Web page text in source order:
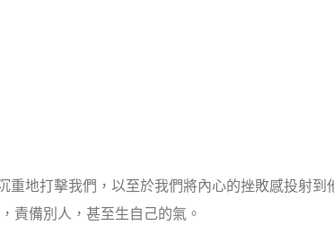
重地打擊我們，以至於我們將內心的挫敗感投射到
責備別人，甚至生自己的氣。